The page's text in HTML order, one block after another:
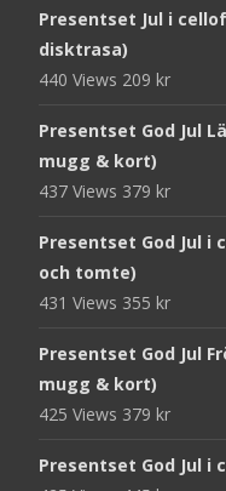
Presentset Jul i
disktrasa)
440 Views 209 kr
Presentset God Jul
mugg & kort)
437 Views 379 kr
Presentset God Jul i
och tomte)
431 Views 355 kr
Presentset God Jul
mugg & kort)
425 Views 379 kr
Presentset God Jul i